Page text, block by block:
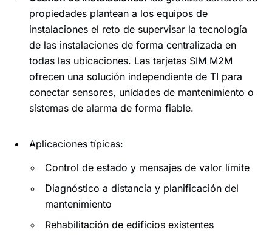
propiedades plantean a los equipos de
instalaciones el reto de supervisar la tecnología
de las instalaciones de forma centralizada en
todas las ubicaciones. Las tarjetas SIM M2M
ofrecen una solución independiente de TI para
conectar sensores, unidades de mantenimiento o
sistemas de alarma de forma fiable.
Aplicaciones típicas:
Control de estado y mensajes de valor límite
Diagnóstico a distancia y planificación del
mantenimiento
Rehabilitación de edificios existentes